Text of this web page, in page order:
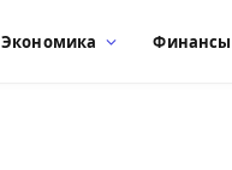
Экономика Финансы